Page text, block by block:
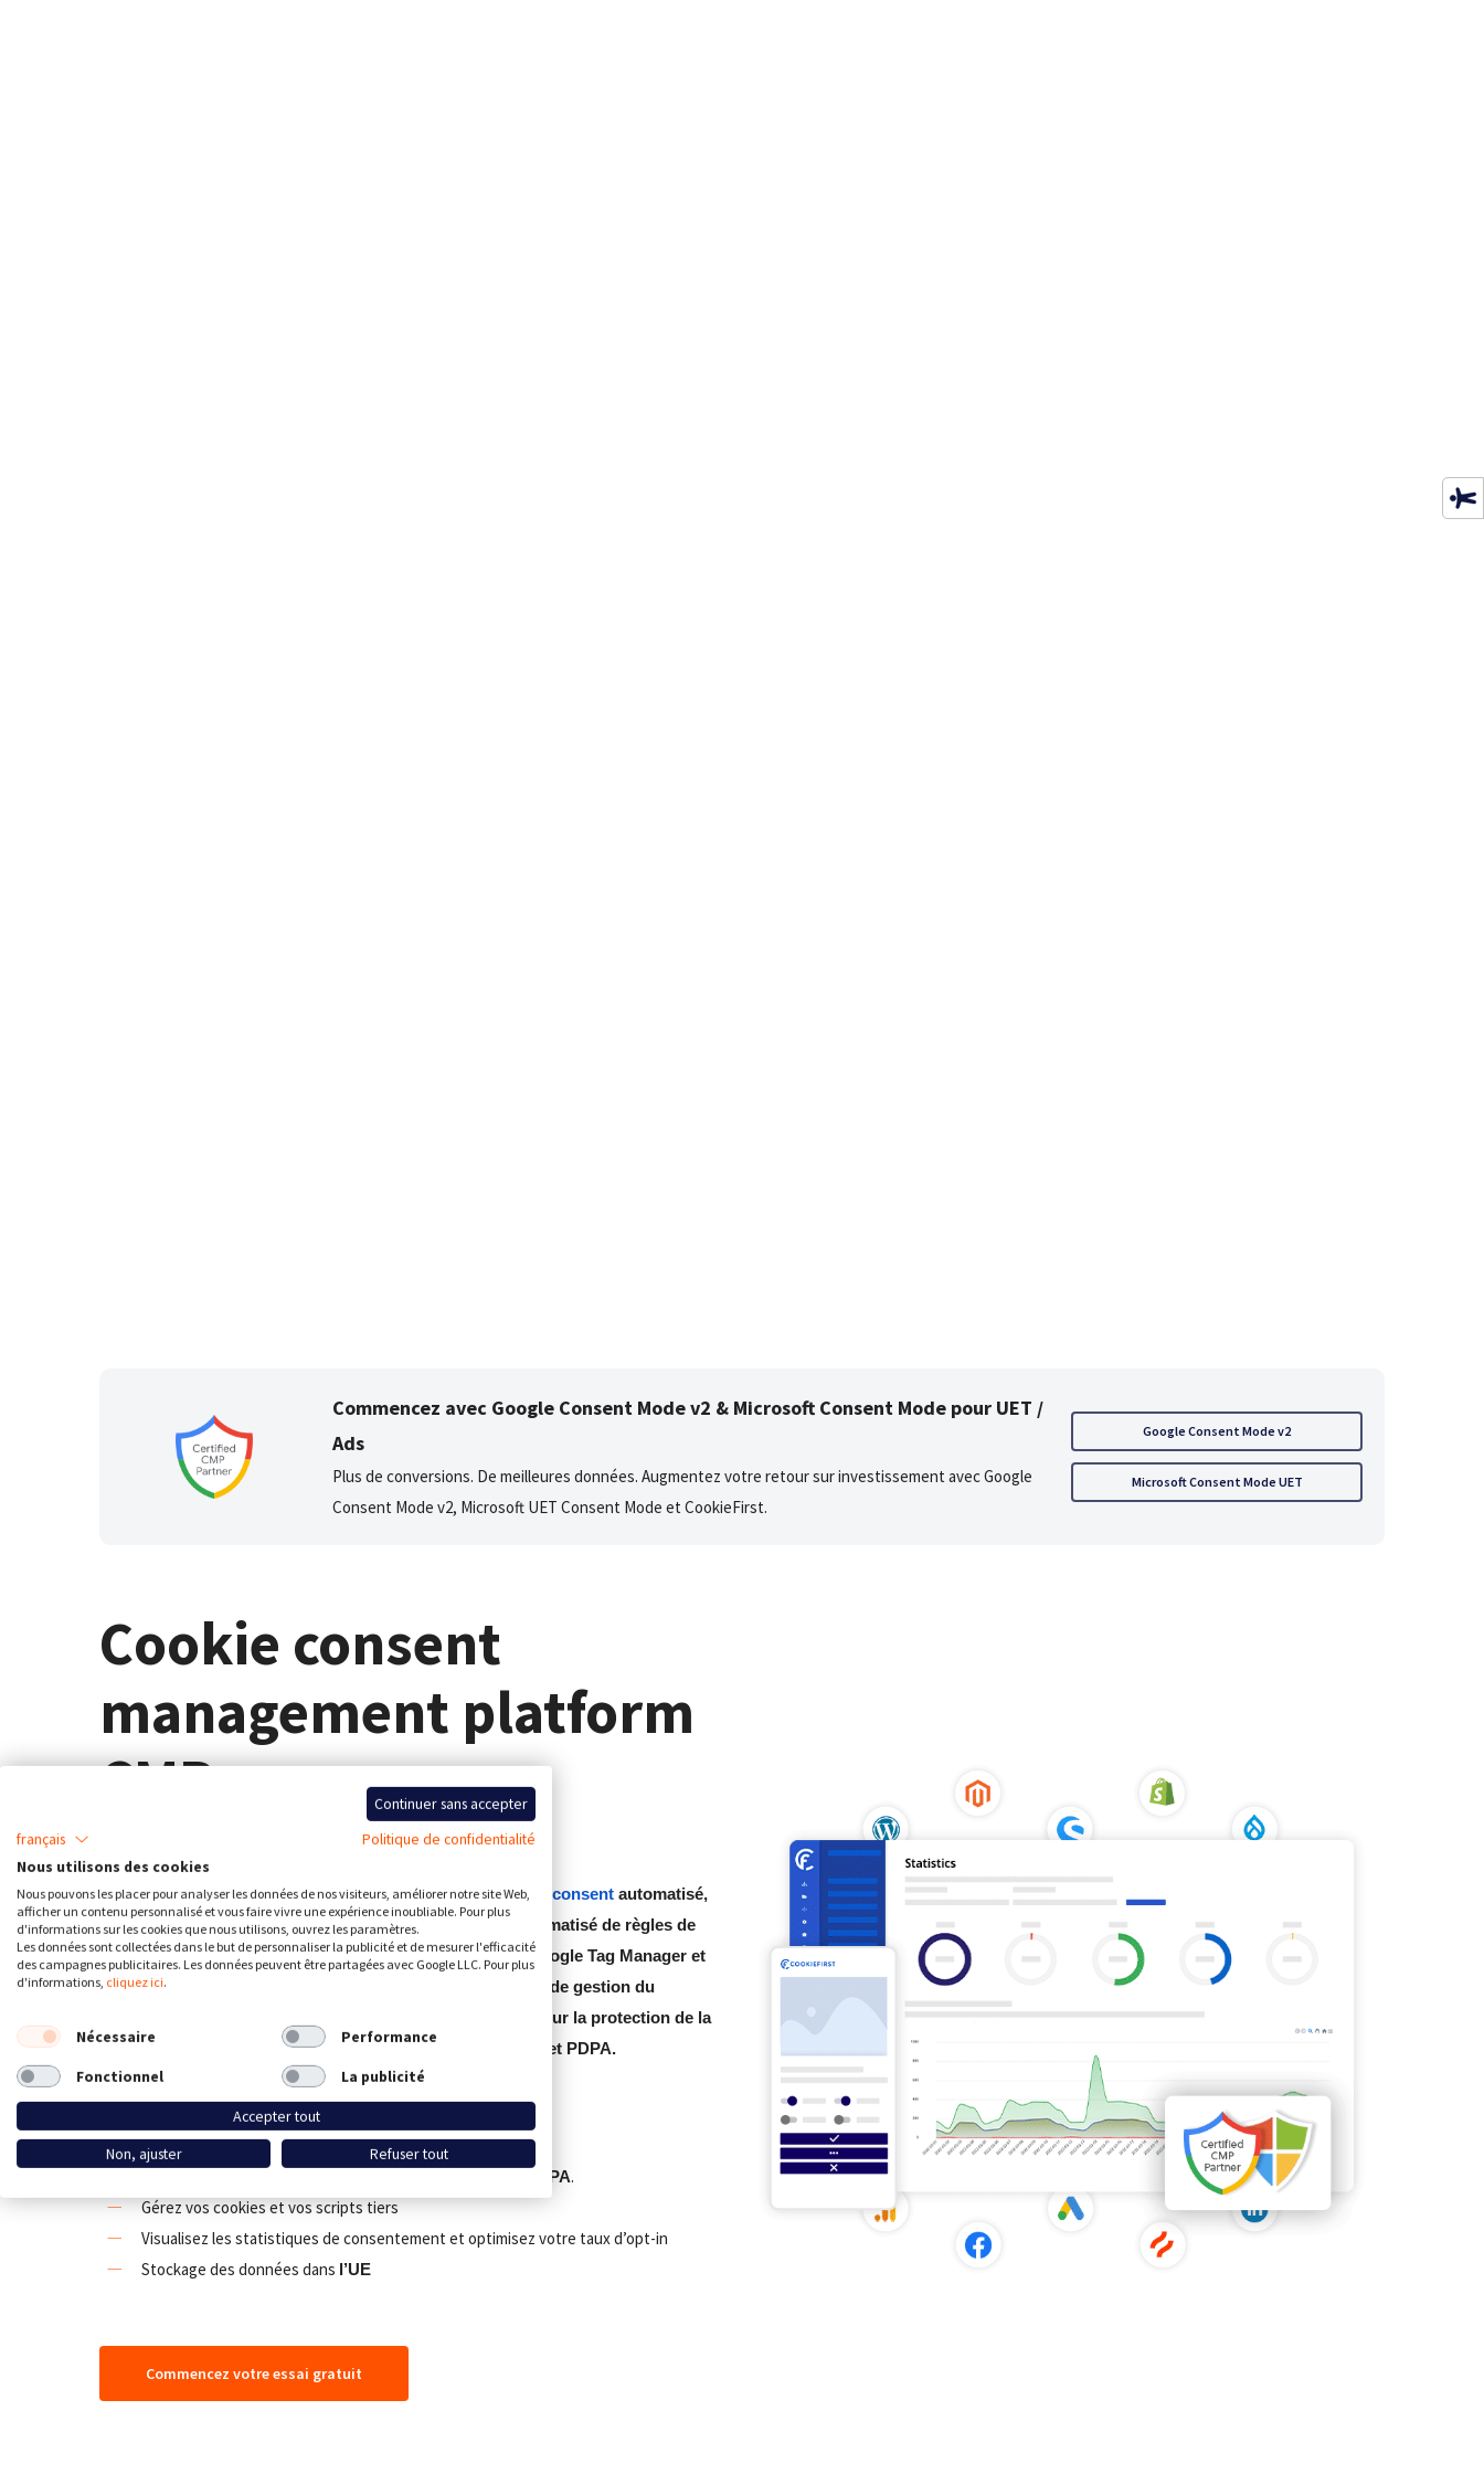
Commencez avec Google Consent Mode v2 & Microsoft Consent Mode pour UET /
Ads
Plus de conversions. De meilleures données. Augmentez votre retour sur investissement avec Google
Consent Mode v2, Microsoft UET Consent Mode et CookieFirst.
Google Consent Mode v2
Microsoft Consent Mode UET
Cookie consent
management platform
CMP
Laconsent management platformCookieFirst offrecookie consent automatisé,
des analyses périodiques des cookies, un générateur automatisé de règles de
cookies dans plus de 44 langues, des intégrations avec Google Tag Manager et
Google Consent Mode et de nombreuses autres fonctions de gestion du
consentement pour la conformité aux lois internationales sur la protection de la
vie privée comme le GDPR, Loi 25, ePrivacy, LGPD, CCPA et PDPA.
Bandeau cookies et gestion du consentement
Bandeau Cookiesentièrement personnalisable
CCPA.
Gérez vos cookies et vos scripts tiers
Visualisez les statistiques de consentement et optimisez votre taux d’opt-in
Stockage des données dans l’UE
Commencez votre essai gratuit
Continuer sans accepter
français
Politique de confidentialité
Nous utilisons des cookies
Nous pouvons les placer pour analyser les données de nos visiteurs, améliorer notre site Web,
afficher un contenu personnalisé et vous faire vivre une expérience inoubliable. Pour plus
d'informations sur les cookies que nous utilisons, ouvrez les paramètres.
Les données sont collectées dans le but de personnaliser la publicité et de mesurer l'efficacité
des campagnes publicitaires. Les données peuvent être partagées avec Google LLC. Pour plus
d'informations, cliquez ici.
Nécessaire
Performance
Fonctionnel
La publicité
Accepter tout
Non, ajuster
Refuser tout